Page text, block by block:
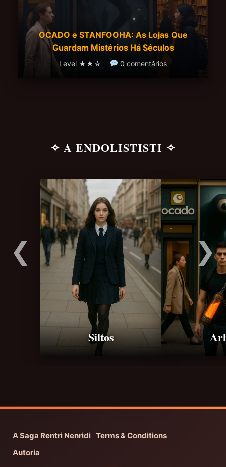
OCADO e STANFOOHA: As Lojas Que
Guardam Mistérios Há Séculos
Level ★★☆ 0 comentários
✧ A ENDOLISTISTI ✧
❮
Siltos
❯
A Saga Rentri Nenridi
Autoria
Terms & Conditions